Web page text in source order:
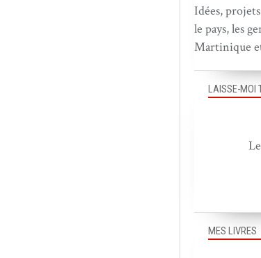
Idées,
le pays, les
Martinique
MES LIVRES
LAISSE-MOI